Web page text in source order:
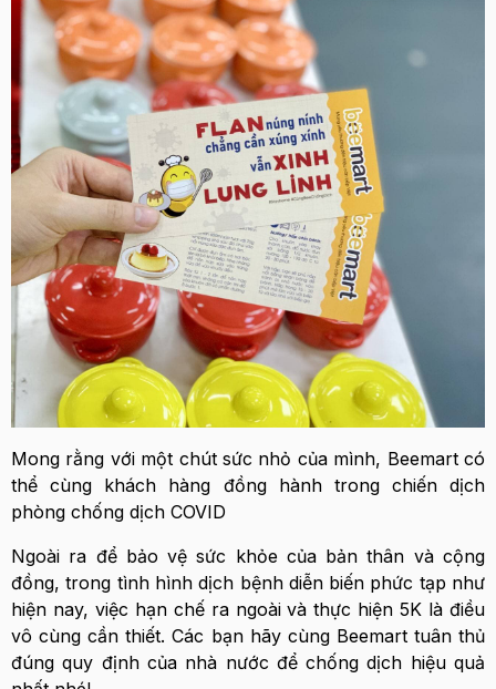
Mong rằng với một chút sức nhỏ của mình, Beemart có
thể cùng khách hàng đồng hành trong chiến dịch
phòng chống dịch COVID
Ngoài ra để bảo vệ sức khỏe của bản thân và cộng
đồng, trong tình hình dịch bệnh diễn biến phức tạp như
hiện nay, việc hạn chế ra ngoài và thực hiện 5K là điều
vô cùng cần thiết. Các bạn hãy cùng Beemart tuân thủ
đúng quy định của nhà nước để chống dịch hiệu quả